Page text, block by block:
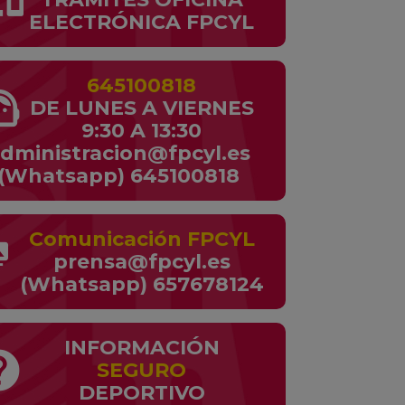
ELECTRÓNICA FPCYL
645100818
DE LUNES A VIERNES
9:30 A 13:30
(Whatsapp) 645100818
Comunicación FPCYL
prensa@fpcyl.es
(Whatsapp) 657678124
INFORMACIÓN
SEGURO
DEPORTIVO